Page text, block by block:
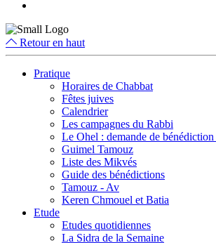
Retour en haut
Pratique
Horaires de Chabbat
Fêtes juives
Calendrier
Les campagnes du Rabbi
Le Ohel : demande de
Guimel Tamouz
Liste des Mikvés
Guide des bénédictions
Tamouz - Av
Keren Chmouel et Batia
Etude
Etudes quotidiennes
La Sidra de la Semaine